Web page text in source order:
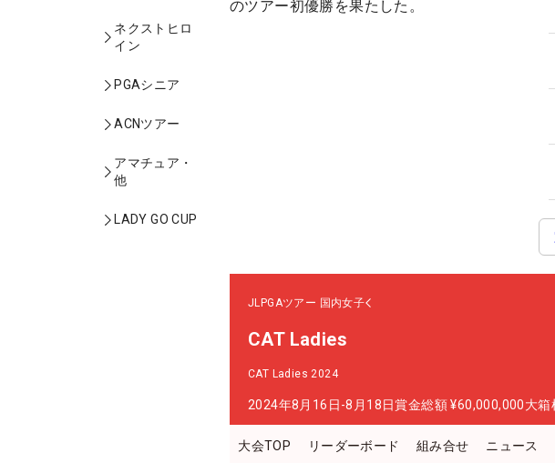
ネクストヒロ
イン
PGAシニア
ACNツアー
アマチュア・
他
LADY GO CUP
のツアー初優勝を果たした。
JLPGAツアー 国内女子
CAT Ladies
CAT Ladies 2024
2024年8月16日-8月18日賞金総額 ¥60,000,000大箱
大会TOP リーダーボード 組み合せ ニュース